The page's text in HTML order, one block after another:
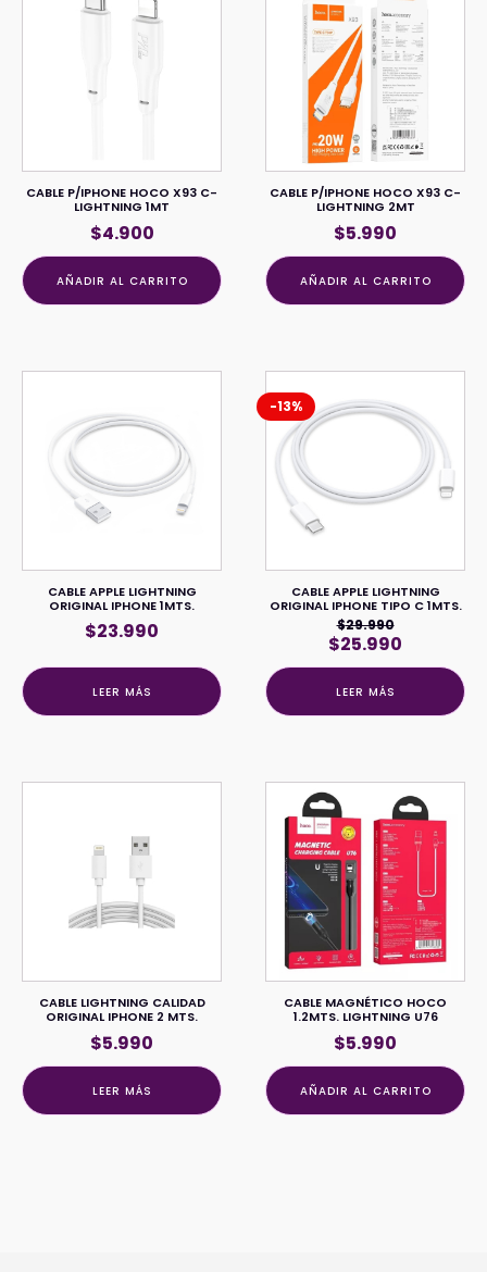
CABLE P/IPHONE HOCO X93 C-
LIGHTNING 1MT
$4.900
AÑADIR AL CARRITO
CABLE P/IPHONE HOCO X93 C-
LIGHTNING 2MT
$5.990
AÑADIR AL CARRITO
CABLE APPLE LIGHTNING
ORIGINAL IPHONE 1MTS.
$23.990
LEER MÁS
-13%
CABLE APPLE LIGHTNING
ORIGINAL IPHONE TIPO C 1MTS.
$29.990
El
precio
original
era:
$25.990
precio
actual
es:
LEER MÁS
CABLE LIGHTNING CALIDAD
ORIGINAL IPHONE 2 MTS.
$5.990
LEER MÁS
CABLE MAGNÉTICO HOCO
1.2MTS. LIGHTNING U76
$5.990
AÑADIR AL CARRITO